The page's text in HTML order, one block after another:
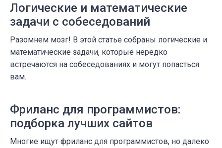
Логические и математические
задачи с собеседований
Разомнем мозг! В этой статье собраны логические и
математические задачи, которые нередко
встречаются на собеседованиях и могут попасться
вам.
Фриланс для программистов:
подборка лучших сайтов
Многие ищут фриланс для программистов, но далеко